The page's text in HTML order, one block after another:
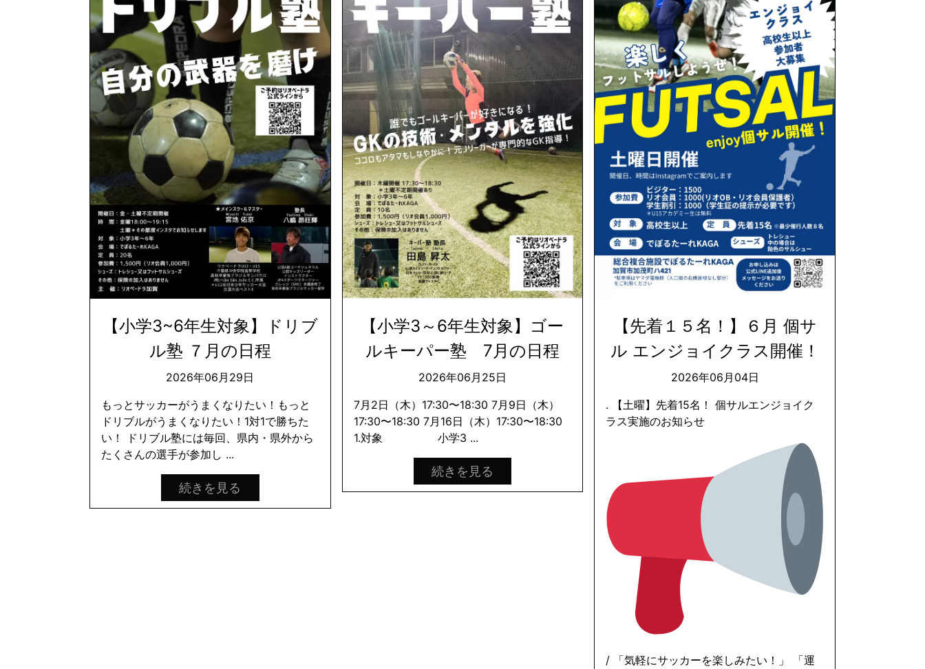
【小学3~6年生対象】ドリブ
ル塾 ７月の日程
2026年06月29日
もっとサッカーがうまくなりたい！もっと
ドリブルがうまくなりたい！1対1で勝ちた
い！ ドリブル塾には毎回、県内・県外から
たくさんの選手が参加し ...
続きを見る
【小学3～6年生対象】ゴー
ルキーパー塾 7月の日程
2026年06月25日
7月2日（木）17:30〜18:30 7月9日（木）
17:30〜18:30 7月16日（木）17:30〜18:30
1.対象 小学3 ...
続きを見る
【先着１５名！】６月 個サ
ル エンジョイクラス開催！
2026年06月04日
. 【土曜】先着15名！ 個サルエンジョイク
ラス実施のお知らせ
/ 「気軽にサッカーを楽しみたい！」 「運